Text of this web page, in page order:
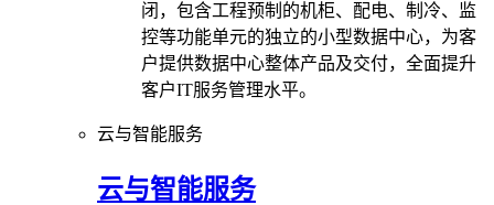
闭，包含工程预制的机柜、配电、制冷、监
控等功能单元的独立的小型数据中心，为客
户提供数据中心整体产品及交付，全面提升
客户IT服务管理水平。
云与智能服务
云与智能服务